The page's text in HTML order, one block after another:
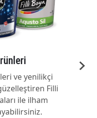
ve yenilikçi
Filli
ile ilham